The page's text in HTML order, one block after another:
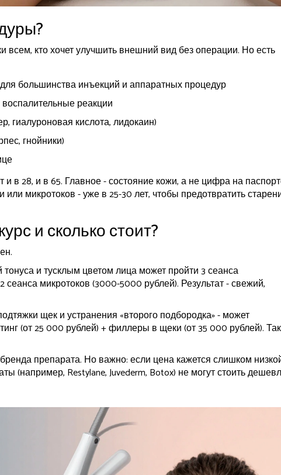
всем, кто хочет улучшить внешний вид без операции. Но есть
большинства инъекций и аппаратных процедур
реакции
гиалуроновая кислота, лидокаин)
гнойники)
в 28, и в 65. Главное - состояние кожи, а не цифра на
микротоков - уже в 25-30 лет, чтобы предотвратить
и сколько стоит?
и тусклым цветом лица может пройти 3 сеанса
микротоков (3000-5000 рублей). Результат - свежий,
щек и устранения «второго подбородка» - может
(от 25 000 рублей) + филлеры в щеки (от 35 000 рублей).
препарата. Но важно: если цена кажется слишком
(например, Restylane, Juvederm, Botox) не могут стоить